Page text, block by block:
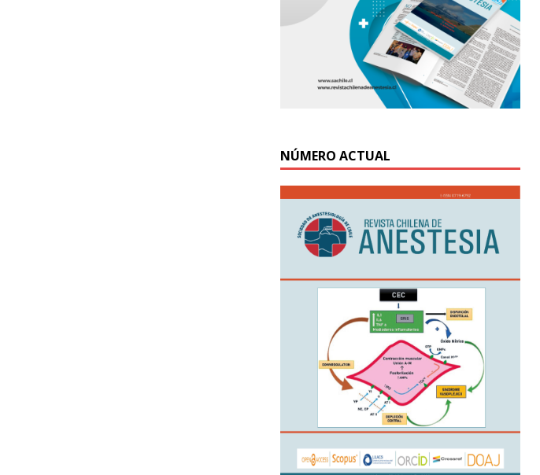
NÚMERO ACTUAL